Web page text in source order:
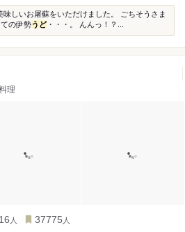
味しいお屠蘇をいただけました。 ごちそうさま
の伊勢うど・・・。 んんっ！？...
理
人 37775 人